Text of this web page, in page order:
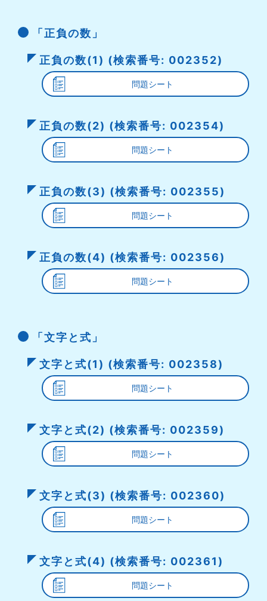
「正負の数」
正負の数(1) (検索番号: 002352)
問題シート
正負の数(2) (検索番号: 002354)
問題シート
正負の数(3) (検索番号: 002355)
問題シート
正負の数(4) (検索番号: 002356)
問題シート
「文字と式」
文字と式(1) (検索番号: 002358)
問題シート
文字と式(2) (検索番号: 002359)
問題シート
文字と式(3) (検索番号: 002360)
問題シート
文字と式(4) (検索番号: 002361)
問題シート